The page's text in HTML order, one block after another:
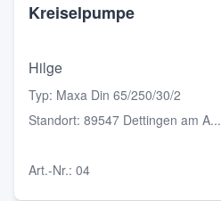
Kreiselpumpe
Hilge
Typ: Maxa Din 65/250/30/2
Standort: 89547 Dettingen am A...
Art.-Nr.: 04